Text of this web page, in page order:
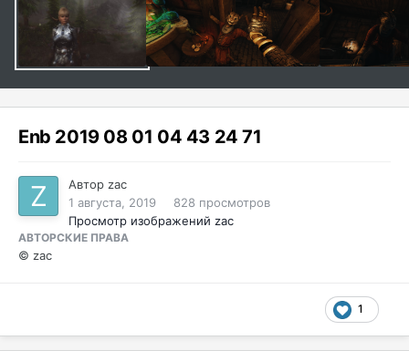
Enb 2019 08 01 04 43 24 71
Автор zac
1 августа, 2019
828 просмотров
Просмотр изображений zac
АВТОРСКИЕ ПРАВА
© zac
1